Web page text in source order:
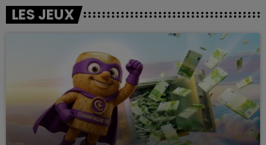
LES JEUX